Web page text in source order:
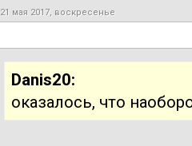
21 мая 2017, воскресенье
Danis20:
оказалось, что